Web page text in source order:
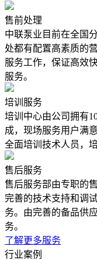
售前处理
中联泵业目前在全国
处都有配置高素质的
服务工作，保证高效
服务。
培训服务
培训中心由公司拥有
成，现场服务用户满
全面培训技术人员，
售后服务
售后服务部由专职的
完善的技术支持和调
务。由完善的备品供
务。
了解更多服务
行业案例